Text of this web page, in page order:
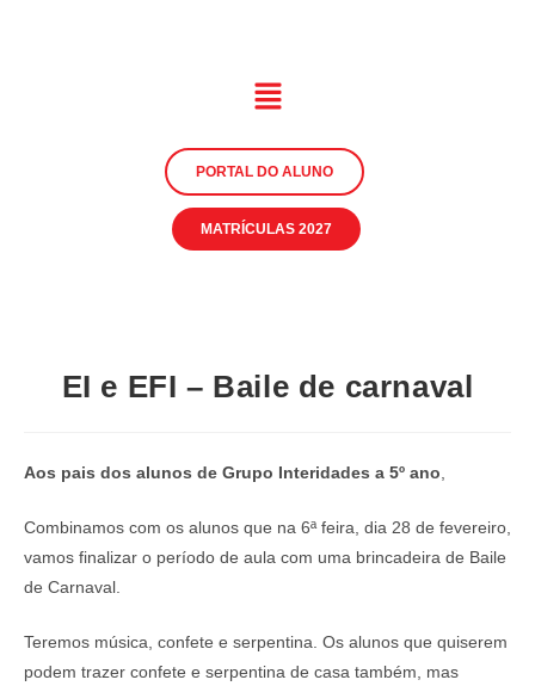
PORTAL DO ALUNO
MATRÍCULAS 2027
EI e EFI – Baile de carnaval
Aos pais dos alunos de Grupo Interidades a 5º ano,
Combinamos com os alunos que na 6ª feira, dia 28 de fevereiro,
vamos finalizar o período de aula com uma brincadeira de Baile
de Carnaval.
Teremos música, confete e serpentina. Os alunos que quiserem
podem trazer confete e serpentina de casa também, mas